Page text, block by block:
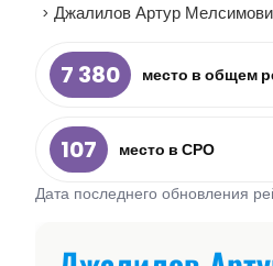
> Джалилов Артур
7 380 место в общем
107
место в СРО
Дата последнего обновления